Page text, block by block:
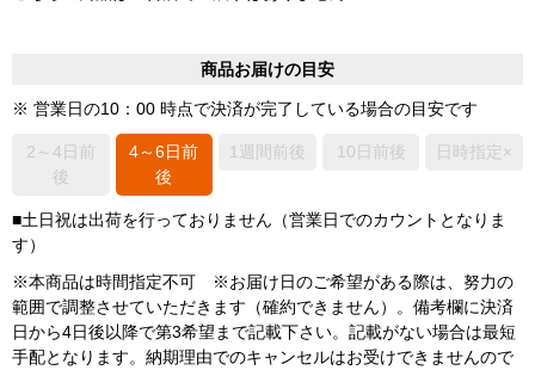
商品お届けの目安
※ 営業日の10：00 時点で決済が完了している場合の目安です
2～4日前
後
4～6日前
後
1週間前後 10日前後 日時指定×
■土日祝は出荷を行っておりません（営業日でのカウントとなりま
す）
※本商品は時間指定不可 ※お届け日のご希望がある際は、努力の
範囲で調整させていただきます（確約できません）。備考欄に決済
日から4日後以降で第3希望まで記載下さい。記載がない場合は最短
手配となります。納期理由でのキャンセルはお受けできませんので